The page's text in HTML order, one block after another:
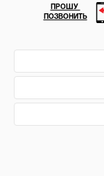
ПРОШУ
ПОЗВОНИТЬ